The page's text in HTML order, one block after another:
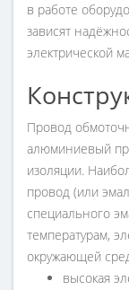
в работе
зависят
электрической
Провод
алюминиевый
изоляции.
провод (или
специального
температурам,
окружающей
высокая